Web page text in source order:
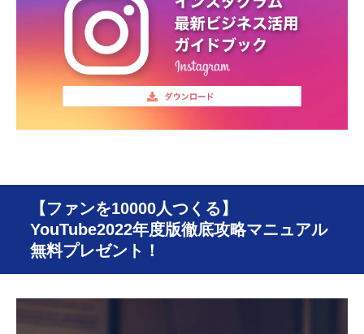
【ファンを10000人つくる】
YouTube2022年度版徹底攻略マニュアル
無料プレゼント！